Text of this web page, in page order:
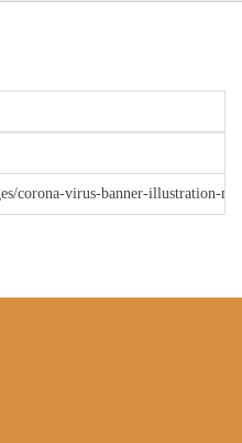
corona-virus-banner-illustration-